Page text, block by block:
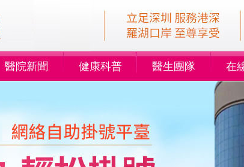
醫院新聞 健康科普 醫生團隊 在